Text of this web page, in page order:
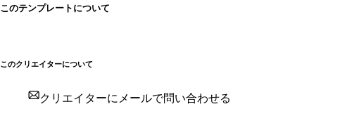
このテンプレートについて
このクリエイターについて
クリエイターにメールで問い合わせる